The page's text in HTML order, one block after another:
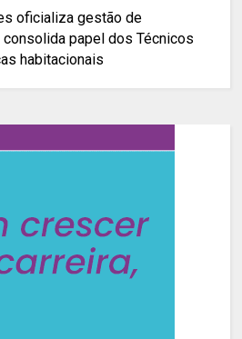
oficializa gestão de
papel dos Técnicos
habitacionais